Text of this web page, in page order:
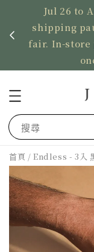
Jul 26 to
shipping
fair. In-store
搜尋
首頁 / Endless - 3入